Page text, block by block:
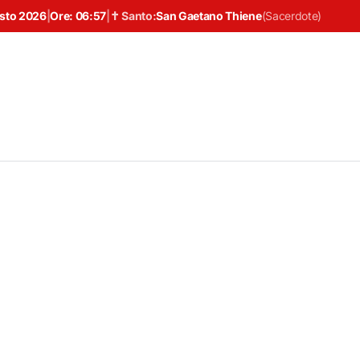
2026|Ore: 06:57 ✝ Santo:San Gaetano Thiene(Sacerdote)